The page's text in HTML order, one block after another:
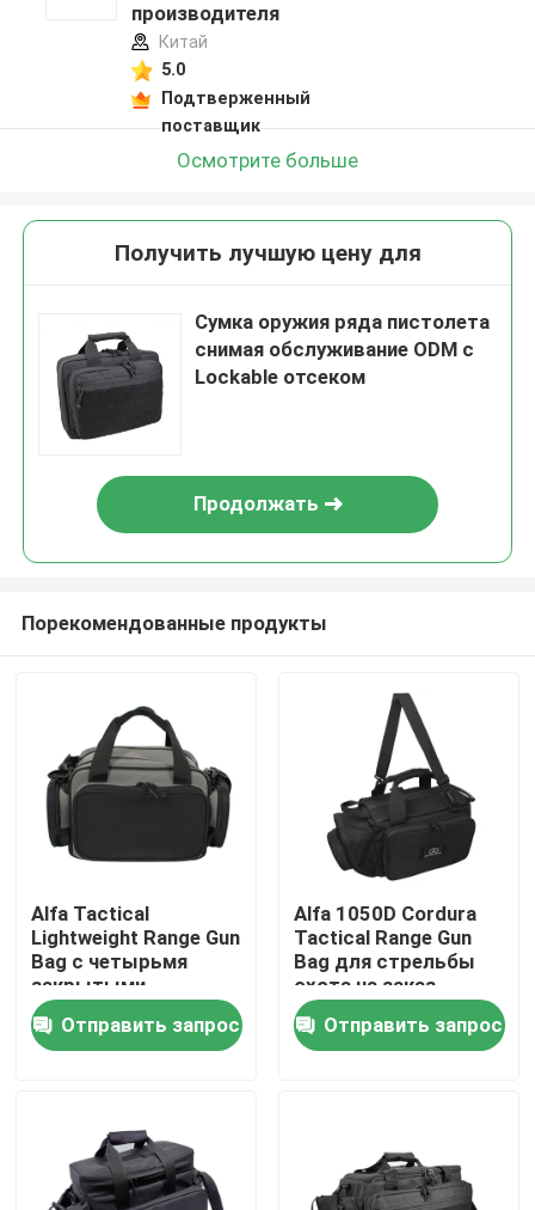
Домой
Продукты
О нас
производителя
Китай
5.0
Подтверженный
поставщик
Осмотрите больше
Получить лучшую цену для
Сумка оружия ряда пистолета
снимая обслуживание ODM с
Lockable отсеком
Продолжать
Порекомендованные продукты
Alfa Tactical
Lightweight Range Gun
Bag с четырьмя
закрытыми
наружными
карманами для
стрельбы на
Отправить запрос
Alfa 1050D Cordura
Tactical Range Gun
Bag для стрельбы
охота на заказ
логотип
Отправить запрос